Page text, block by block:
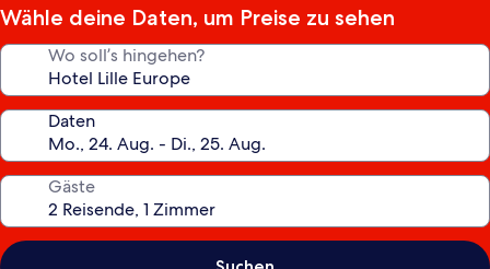
Wähle deine Daten, um Preise zu sehen
Wo soll’s hingehen?
Daten
Gäste